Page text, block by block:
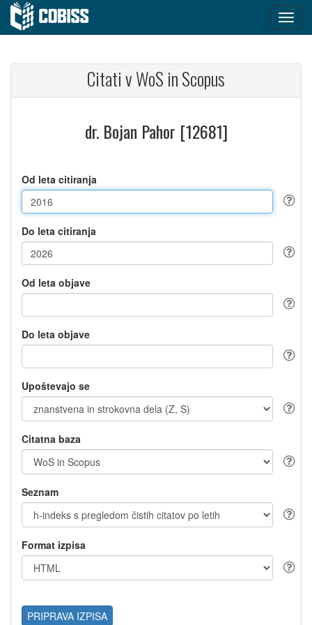
Citati v WoS in Scopus
dr. Bojan Pahor [12681]
Od leta citiranja
Do leta citiranja
Od leta objave
Do leta objave
Upoštevajo se
Citatna baza
Seznam
Format izpisa
PRIPRAVA IZPISA